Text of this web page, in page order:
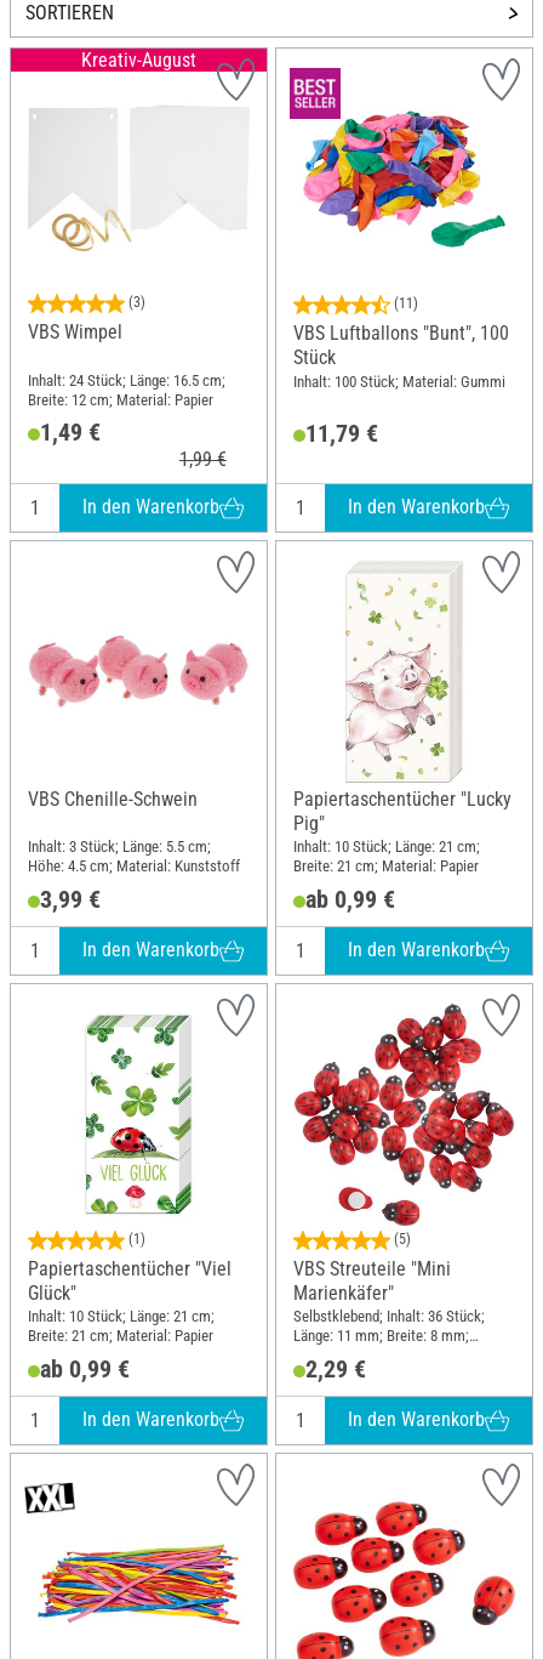
SORTIEREN
Kreativ-August
(3)
VBS Wimpel
Inhalt: 24 Stück; Länge: 16.5 cm;
Breite: 12 cm; Material: Papier
1,49 €
1,99 €
In den Warenkorb
(11)
VBS Luftballons "Bunt", 100
Stück
Inhalt: 100 Stück; Material: Gummi
11,79 €
In den Warenkorb
VBS Chenille-Schwein
Inhalt: 3 Stück; Länge: 5.5 cm;
Höhe: 4.5 cm; Material: Kunststoff
3,99 €
In den Warenkorb
Papiertaschentücher "Lucky
Pig"
Inhalt: 10 Stück; Länge: 21 cm;
Breite: 21 cm; Material: Papier
ab 0,99 €
In den Warenkorb
(1)
Papiertaschentücher "Viel
Glück"
Inhalt: 10 Stück; Länge: 21 cm;
Breite: 21 cm; Material: Papier
ab 0,99 €
In den Warenkorb
(5)
VBS Streuteile "Mini
Marienkäfer"
Selbstklebend; Inhalt: 36 Stück;
Länge: 11 mm; Breite: 8 mm;
2,29 €
In den Warenkorb